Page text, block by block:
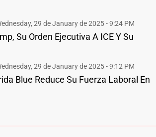
29 de January de 2025 - 9:24 PM
Su Orden Ejecutiva A ICE Y Su
29 de January de 2025 - 9:12 PM
Blue Reduce Su Fuerza Laboral En